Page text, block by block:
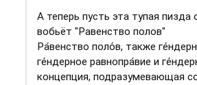
А теперь пусть эта тупая
вобьёт "Равенство полов"
Ра́венство поло́в, также
ге́ндерное равнопра́вие и
концепция, подразумевающая